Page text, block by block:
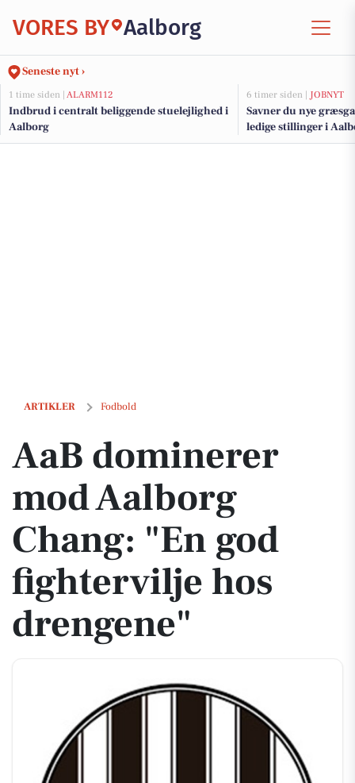
VORES BY Aalborg
Seneste nyt ›
1 time siden | ALARM112
Indbrud i centralt beliggende stuelejlighed i
Aalborg
6 timer siden | JOBNYT
Savner du nye
ledige stillinger i
ARTIKLER Fodbold
AaB dominerer mod Aalborg Chang: "En god fightervilje hos
AaB dominerer
mod Aalborg
Chang: "En god
fightervilje hos
drengene"